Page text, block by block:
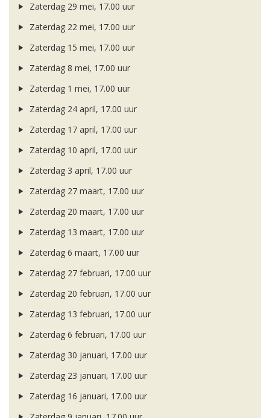
Zaterdag 29 mei, 17.00 uur
Zaterdag 22 mei, 17.00 uur
Zaterdag 15 mei, 17.00 uur
Zaterdag 8 mei, 17.00 uur
Zaterdag 1 mei, 17.00 uur
Zaterdag 24 april, 17.00 uur
Zaterdag 17 april, 17.00 uur
Zaterdag 10 april, 17.00 uur
Zaterdag 3 april, 17.00 uur
Zaterdag 27 maart, 17.00 uur
Zaterdag 20 maart, 17.00 uur
Zaterdag 13 maart, 17.00 uur
Zaterdag 6 maart, 17.00 uur
Zaterdag 27 februari, 17.00 uur
Zaterdag 20 februari, 17.00 uur
Zaterdag 13 februari, 17.00 uur
Zaterdag 6 februari, 17.00 uur
Zaterdag 30 januari, 17.00 uur
Zaterdag 23 januari, 17.00 uur
Zaterdag 16 januari, 17.00 uur